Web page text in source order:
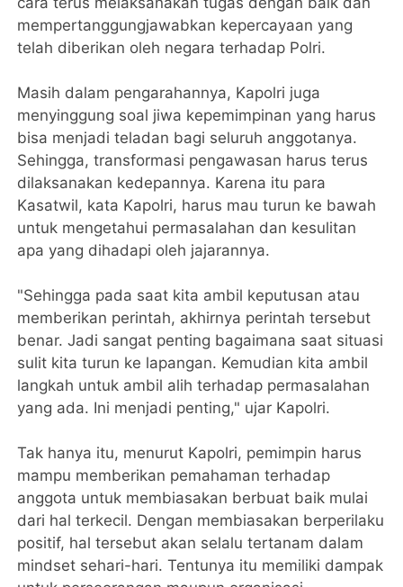
mempertanggungjawabkan kepercayaan yang
telah diberikan oleh negara terhadap Polri.
Masih dalam pengarahannya, Kapolri juga
menyinggung soal jiwa kepemimpinan yang harus
bisa menjadi teladan bagi seluruh anggotanya.
Sehingga, transformasi pengawasan harus terus
dilaksanakan kedepannya. Karena itu para
Kasatwil, kata Kapolri, harus mau turun ke bawah
untuk mengetahui permasalahan dan kesulitan
apa yang dihadapi oleh jajarannya.
"Sehingga pada saat kita ambil keputusan atau
memberikan perintah, akhirnya perintah tersebut
benar. Jadi sangat penting bagaimana saat situasi
sulit kita turun ke lapangan. Kemudian kita ambil
langkah untuk ambil alih terhadap permasalahan
yang ada. Ini menjadi penting," ujar Kapolri.
Tak hanya itu, menurut Kapolri, pemimpin harus
mampu memberikan pemahaman terhadap
anggota untuk membiasakan berbuat baik mulai
dari hal terkecil. Dengan membiasakan berperilaku
positif, hal tersebut akan selalu tertanam dalam
mindset sehari-hari. Tentunya itu memiliki dampak